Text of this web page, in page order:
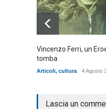
Vincenzo Ferri, un
tomba
Articoli, cultura 4 Agosto
Lascia un